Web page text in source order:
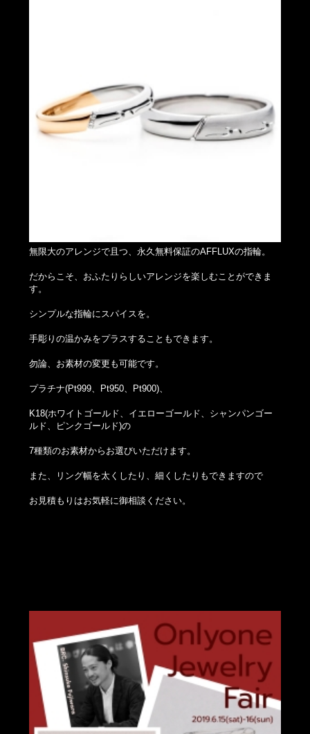
無限大のアレンジで且つ、永久無料保証のAFFLUXの指輪。
だからこそ、おふたりらしいアレンジを楽しむことができま
す。
シンプルな指輪にスパイスを。
手彫りの温かみをプラスすることもできます。
勿論、お素材の変更も可能です。
プラチナ(Pt999、Pt950、Pt900)、
K18(ホワイトゴールド、イエローゴールド、シャンパンゴー
ルド、ピンクゴールド)の
7種類のお素材からお選びいただけます。
また、リング幅を太くしたり、細くしたりもできますので
お見積もりはお気軽に御相談ください。